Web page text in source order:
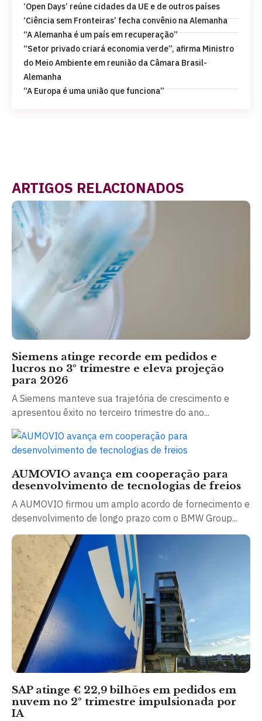
‘Open Days’ reúne cidades da UE e de outros países
‘Ciência sem Fronteiras’ fecha convênio na Alemanha
“A Alemanha é um país em recuperação”
“Setor privado criará economia verde”, afirma Ministro
do Meio Ambiente em reunião da Câmara Brasil-
Alemanha
“A Europa é uma união que funciona”
ARTIGOS RELACIONADOS
Siemens atinge recorde em pedidos e
lucros no 3º trimestre e eleva projeção
para 2026
A Siemens manteve sua trajetória de crescimento e
apresentou êxito no terceiro trimestre do ano...
AUMOVIO avança em cooperação para
desenvolvimento de tecnologias de freios
A AUMOVIO firmou um amplo acordo de fornecimento e
desenvolvimento de longo prazo com o BMW Group...
SAP atinge € 22,9 bilhões em pedidos em
nuvem no 2º trimestre impulsionada por
IA